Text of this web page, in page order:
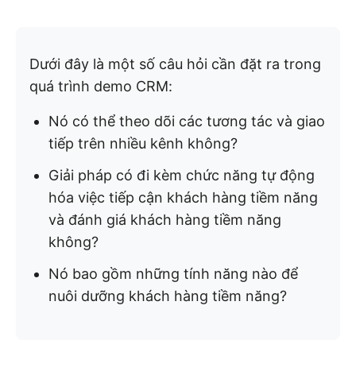
Dưới đây là một số câu hỏi cần đặt ra trong
quá trình demo CRM:
Nó có thể theo dõi các tương tác và giao
tiếp trên nhiều kênh không?
Giải pháp có đi kèm chức năng tự động
hóa việc tiếp cận khách hàng tiềm năng
và đánh giá khách hàng tiềm năng
không?
Nó bao gồm những tính năng nào để
nuôi dưỡng khách hàng tiềm năng?